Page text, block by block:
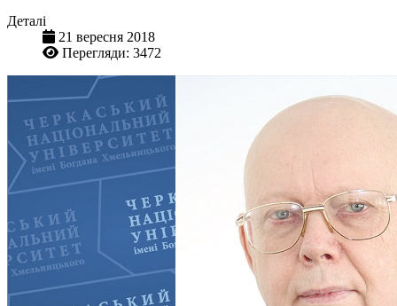
Деталі
21 вересня 2018
Перегляди: 3472